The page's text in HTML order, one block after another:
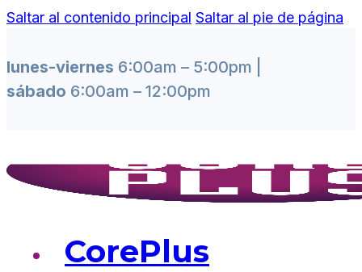
Saltar al contenido principal Saltar al pie de página
lunes-viernes 6:00am – 5:00pm |
sábado 6:00am – 12:00pm
CorePlus